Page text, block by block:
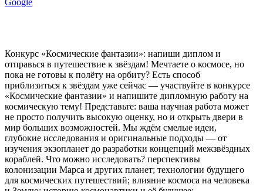
Конкурс «Космические фантазии»: напиши диплом и
отправься в путешествие к звёздам! Мечтаете о космосе, но
пока не готовы к полёту на орбиту? Есть способ
приблизиться к звёздам уже сейчас — участвуйте в конкурсе
«Космические фантазии» и напишите дипломную работу на
космическую тему! Представьте: ваша научная работа может
не просто получить высокую оценку, но и открыть двери в
мир больших возможностей. Мы ждём смелые идеи,
глубокие исследования и оригинальные подходы — от
изучения экзопланет до разработки концепций межзвёздных
кораблей. Что можно исследовать? перспективы
колонизации Марса и других планет; технологии будущего
для космических путешествий; влияние космоса на человека